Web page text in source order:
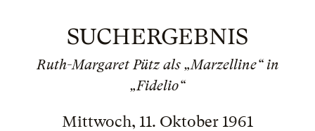
SUCHERGEBNIS
Ruth-Margaret Pütz als „Marzelline“ in
„Fidelio“
Mittwoch, 11. Oktober 1961